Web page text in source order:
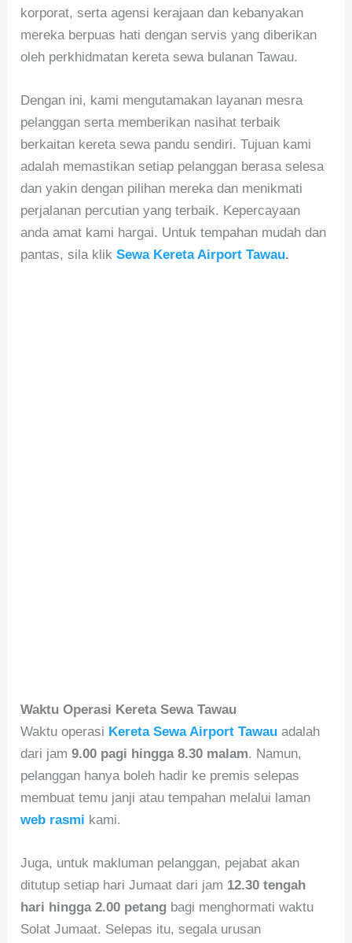
korporat, serta agensi kerajaan dan kebanyakan
mereka berpuas hati dengan servis yang diberikan
oleh perkhidmatan kereta sewa bulanan Tawau.
Dengan ini, kami mengutamakan layanan mesra
pelanggan serta memberikan nasihat terbaik
berkaitan kereta sewa pandu sendiri. Tujuan kami
adalah memastikan setiap pelanggan berasa selesa
dan yakin dengan pilihan mereka dan menikmati
perjalanan percutian yang terbaik. Kepercayaan
anda amat kami hargai. Untuk tempahan mudah dan
pantas, sila klikSewa Kereta Airport Tawau.
Waktu Operasi Kereta Sewa Tawau
Waktu operasi Kereta Sewa Airport Tawau adalah
dari jam9.00 pagi hingga 8.30 malam. Namun,
pelanggan hanya boleh hadir ke premis selepas
membuat temu janji atau tempahan melalui laman
web rasmi kami.
Juga, untuk makluman pelanggan, pejabat akan
ditutup setiap hari Jumaat dari jam 12.30 tengah
hari hingga 2.00 petang bagi menghormati waktu
Solat Jumaat. Selepas itu, segala urusan